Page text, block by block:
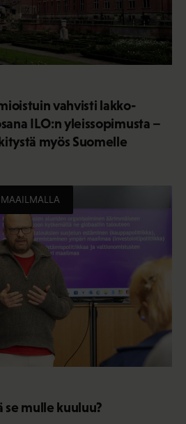
vahvisti lakko-
ILO:n yleissopimusta –
myös Suomelle
MAAILMALLA
se mulle kuuluu?